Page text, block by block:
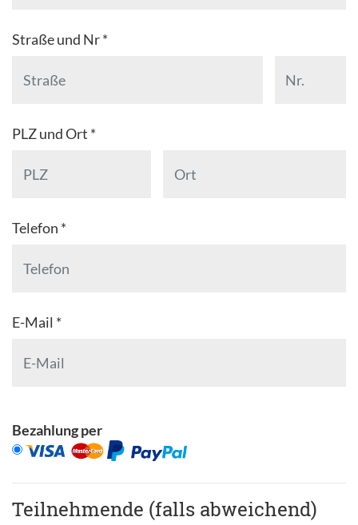
Straße und Nr *
PLZ und Ort *
Telefon *
E-Mail *
Bezahlung per
Teilnehmende (falls abweichend)